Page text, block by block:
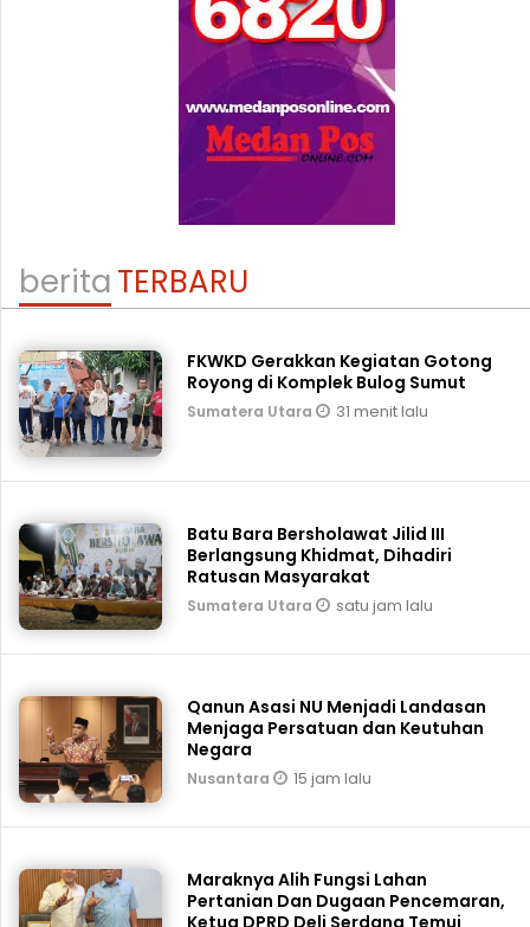
beritaTERBARU
FKWKD Gerakkan Kegiatan Gotong
Royong di Komplek Bulog Sumut
Sumatera Utara 31 menit lalu
Batu Bara Bersholawat Jilid III
Berlangsung Khidmat, Dihadiri
Ratusan Masyarakat
Sumatera Utara satu jam lalu
Qanun Asasi NU Menjadi Landasan
Menjaga Persatuan dan Keutuhan
Negara
Nusantara 15 jam lalu
Maraknya Alih Fungsi Lahan
Pertanian Dan Dugaan Pencemaran,